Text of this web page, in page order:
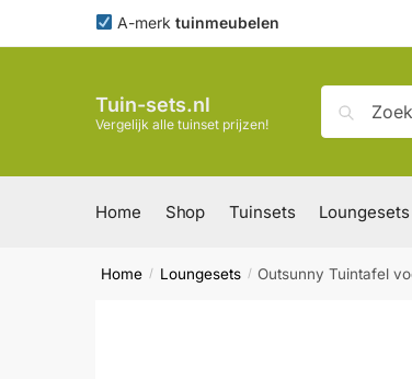
A-merk tuinmeubelen
Tuin-sets.nl
Vergelijk alle tuinset prijzen!
naar:
Zoeken
Home Shop Tuinsets Loungesets
Home / Loungesets / Outsunny Tuintafel